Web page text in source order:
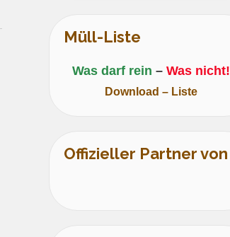
Müll-Liste
Was darf rein – Was nicht!
Download – Liste
Offizieller Partner von